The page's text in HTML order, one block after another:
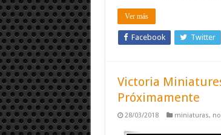
Ver más
Facebook Twitter
Victoria
Próximamente
28/03/2018 miniaturas,